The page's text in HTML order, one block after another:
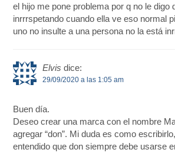
el hijo me pone problema por q no le digo
inrrrspetando cuando ella ve eso normal
uno no insulte a una persona no la está
Elvis dice:
29/09/2020 a las 1:05 am
Buen día.
Deseo crear una marca con el nombre
agregar “don”. Mi duda es como
entendido que don siempre debe usarse